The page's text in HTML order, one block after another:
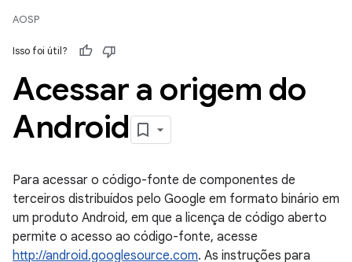
AOSP
Isso foi útil?
Acessar a origem do
Android
Para acessar o código-fonte de componentes de
terceiros distribuídos pelo Google em formato binário em
um produto Android, em que a licença de código aberto
permite o acesso ao código-fonte, acesse
http://android.googlesource.com. As instruções para